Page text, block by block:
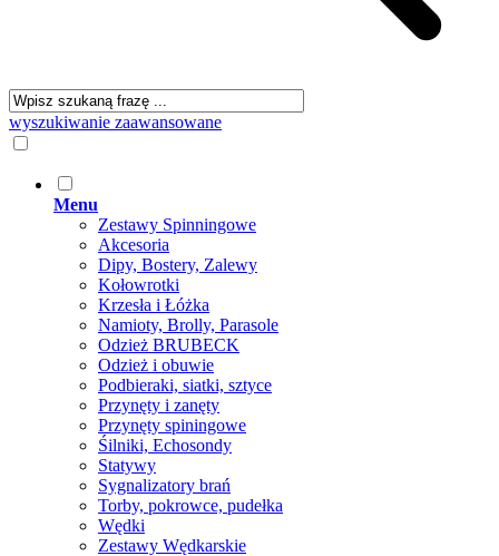
wyszukiwanie zaawansowane
Menu
Zestawy Spinningowe
Akcesoria
Dipy, Bostery, Zalewy
Kołowrotki
Krzesła i Łóżka
Namioty, Brolly, Parasole
Odzież BRUBECK
Odzież i obuwie
Podbieraki, siatki, sztyce
Przynęty i zanęty
Przynęty spiningowe
Śilniki, Echosondy
Statywy
Sygnalizatory brań
Torby, pokrowce, pudełka
Wędki
Zestawy Wędkarskie